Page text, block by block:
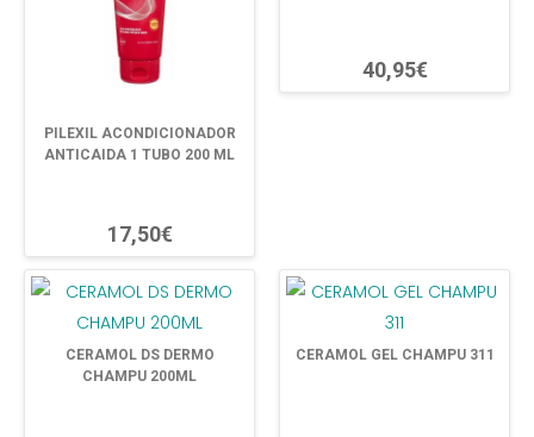
PILEXIL ACONDICIONADOR
ANTICAIDA 1 TUBO 200 ML
17,50€
40,95€
CERAMOL DS DERMO
CHAMPU 200ML
CERAMOL GEL CHAMPU 311